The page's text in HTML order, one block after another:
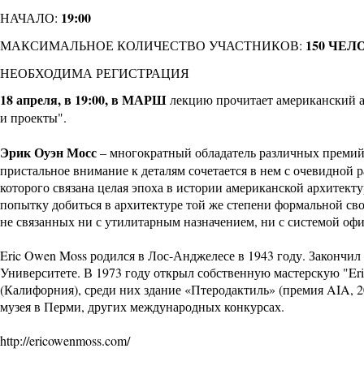
НАЧАЛО: 19:00
МАКСИМАЛЬНОЕ КОЛИЧЕСТВО УЧАСТНИКОВ: 150
НЕОБХОДИМА РЕГИСТРАЦИЯ
18 апреля, в 19:00, в МАРШлекцию прочитает американский
и проекты".
Эрик Оуэн Мосс– многократный обладатель различных
пристальное внимание к деталям сочетается в нем с
которого связана целая эпоха в истории американской
попытку добиться в архитектуре той же степени формальной
не связанных ни с утилитарным назначением, ни с системой
Eric Owen Moss родился в Лос-Анджелесе в 1943 году.
Университете. В 1973 году открыл собственную мастерскую
(Калифорния), среди них здание «Птеродактиль» (премия AIA,
музея в Перми, других международных конкурсах.
http://ericowenmoss.com/